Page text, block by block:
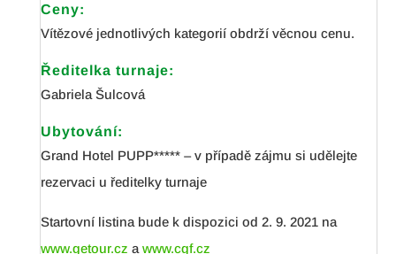
Ceny:
Vítězové jednotlivých kategorií obdrží věcnou cenu.
Ředitelka turnaje:
Gabriela Šulcová
Ubytování:
Grand Hotel PUPP***** – v případě zájmu si udělejte
rezervaci u ředitelky turnaje
Startovní listina bude k dispozici od 2. 9. 2021 na
www.getour.cz a www.cgf.cz